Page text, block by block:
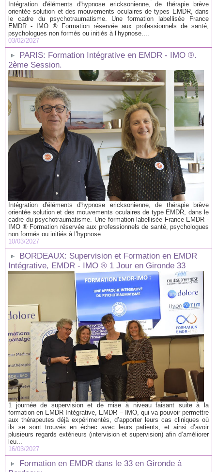
Intégration d'éléments d'hypnose ericksonienne, de thérapie brève
orientée solution et des mouvements oculaires de types EMDR, dans
le cadre du psychotraumatisme. Une formation labellisée France
EMDR - IMO ® Formation réservée aux professionnels de santé,
psychologues non formés ou initiés à l’hypnose....
03/02/2027
PARIS: Formation Intégrative en EMDR - IMO ®.
2ème Session.
Intégration d'éléments d'hypnose ericksonienne, de thérapie brève
orientée solution et des mouvements oculaires de type EMDR, dans le
cadre du psychotraumatisme. Une formation labellisée France EMDR -
IMO ® Formation réservée aux professionnels de santé, psychologues
non formés ou initiés à l’hypnose....
10/03/2027
BORDEAUX: Supervision et Formation en EMDR
Intégrative, EMDR - IMO ® 1 Jour en Gironde 33
1 journée de supervision et de mise à niveau faisant suite à la
formation en EMDR Intégrative, EMDR – IMO, qui va pouvoir permettre
aux thérapeutes déjà expérimentés, d’apporter leurs cas cliniques où
ils se sont trouvés en échec avec leurs patients, et ainsi d’avoir
plusieurs regards extérieurs (intervision et supervision) afin d’améliorer
leu...
16/03/2027
Formation en EMDR dans le 33 en Gironde à